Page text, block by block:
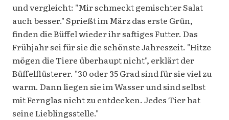
und vergleicht: "Mir schmeckt gemischter Salat
auch besser." Sprießt im März das erste Grün,
finden die Büffel wieder ihr saftiges Futter. Das
Frühjahr sei für sie die schönste Jahreszeit. "Hitze
mögen die Tiere überhaupt nicht", erklärt der
Büffelflüsterer. "30 oder 35 Grad sind für sie viel zu
warm. Dann liegen sie im Wasser und sind selbst
mit Fernglas nicht zu entdecken. Jedes Tier hat
seine Lieblingsstelle."